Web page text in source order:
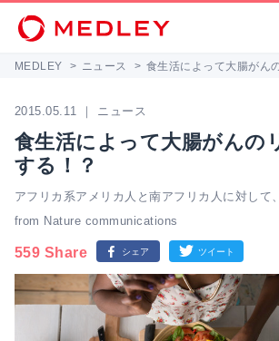
MEDLEY > ニュース > 食生活によって大腸がん
2015.05.11 ｜ ニュース
食生活によって大腸がんの
する！？
アフリカ系アメリカ人と南アフリカ人に対して
from Nature communications
559 Share